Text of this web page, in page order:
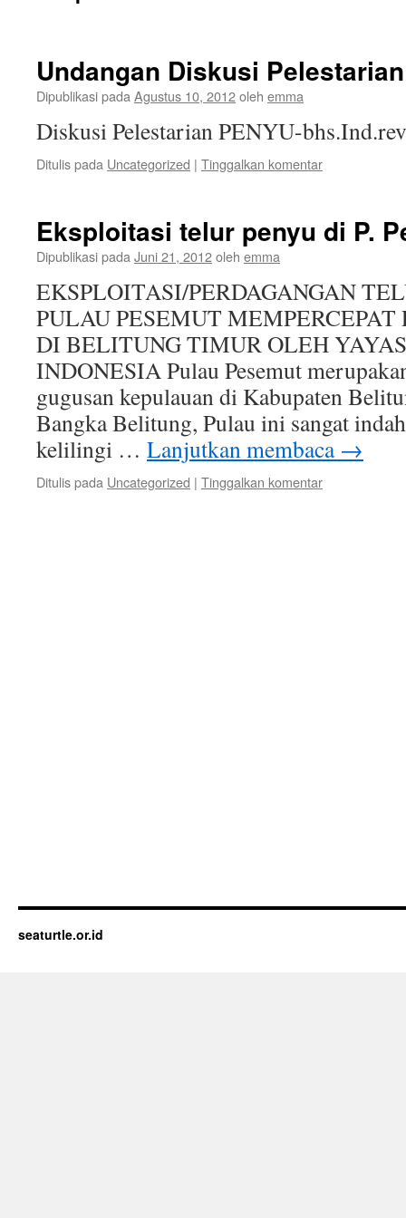
Undangan Diskusi
Dipublikasi pada Agustus 10, 2012oleh emma
Diskusi Pelestarian PENYU-
Ditulis pada Uncategorized | Tinggalkan komentar
Eksploitasi telur penyu di P.
Dipublikasi pada Juni 21, 2012oleh emma
EKSPLOITASI/PERDAGANGAN
PULAU PESEMUT
DI BELITUNG TIMUR OLEH
INDONESIA Pulau Pesemut
gugusan kepulauan di Kabupaten
Bangka Belitung, Pulau ini sangat
kelilingi … Lanjutkan membaca →
Ditulis pada Uncategorized | Tinggalkan komentar
seaturtle.or.id